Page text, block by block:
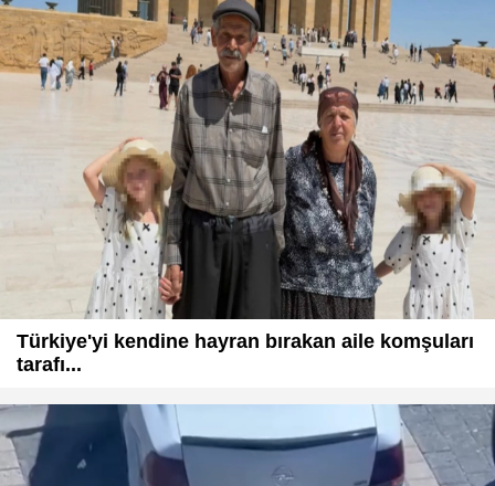
Türkiye'yi kendine hayran bırakan aile komşuları
tarafı...